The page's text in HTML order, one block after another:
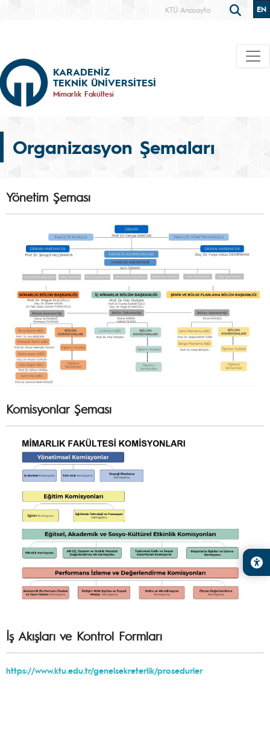
KTÜ Anasayfa EN
KARADENİZ
TEKNİK ÜNİVERSİTESİ
Mimarlık Fakültesi
Organizasyon Şemaları
Yönetim Şeması
Komisyonlar Şeması
İş Akışları ve Kontrol Formları
https://www.ktu.edu.tr/genelsekreterlik/prosedurler